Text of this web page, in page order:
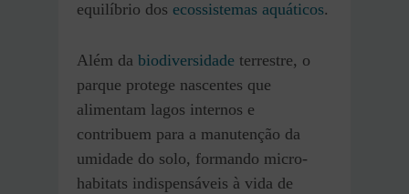
equilíbrio dos ecossistemas aquáticos.
Além da biodiversidade terrestre, o
parque protege nascentes que
alimentam lagos internos e
contribuem para a manutenção da
umidade do solo, formando micro-
habitats indispensáveis à vida de